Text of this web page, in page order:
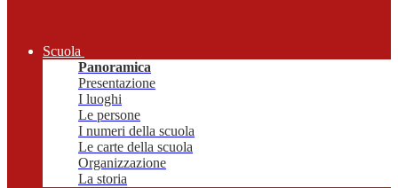
Scuola
Panoramica
Presentazione
I luoghi
Le persone
I numeri della scuola
Le carte della scuola
Organizzazione
La storia